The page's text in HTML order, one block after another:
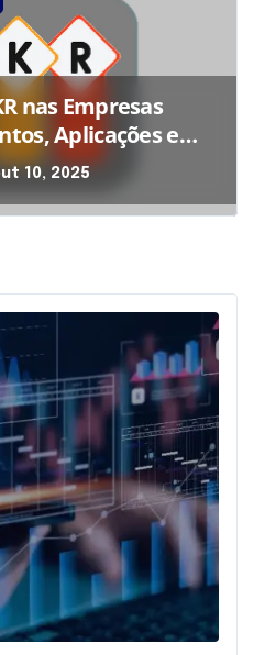
nas Empresas
Aplicações e
de Resultados
10, 2025